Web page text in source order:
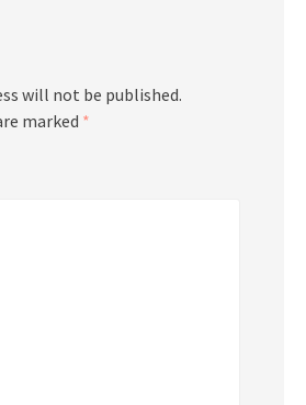
will not be published.
marked *